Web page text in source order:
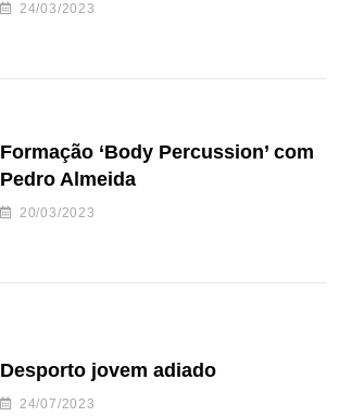
24/03/2023
Formação ‘Body Percussion’ com
Pedro Almeida
20/03/2023
Desporto jovem adiado
24/07/2023